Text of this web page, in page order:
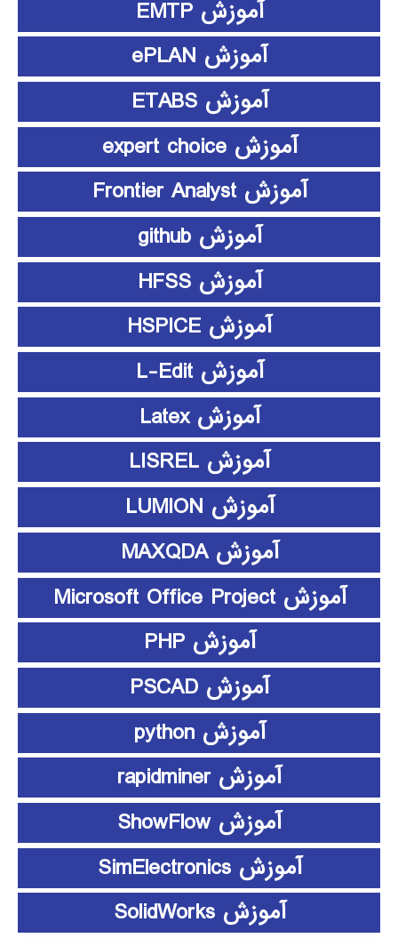
آموزش EMTP
آموزش ePLAN
آموزش ETABS
آموزش expert choice
آموزش Frontier Analyst
آموزش github
آموزش HFSS
آموزش HSPICE
آموزش L-Edit
آموزش Latex
آموزش LISREL
آموزش LUMION
آموزش MAXQDA
آموزش Microsoft Office Project
آموزش PHP
آموزش PSCAD
آموزش python
آموزش rapidminer
آموزش ShowFlow
آموزش SimElectronics
آموزش SolidWorks